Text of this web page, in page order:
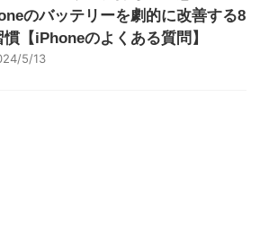
のバッテリーを劇的に改善する8
慣【iPhoneのよくある質問】
5/13